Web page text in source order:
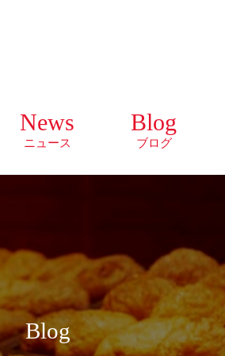
News
ニュース
Blog
ブログ
Blog